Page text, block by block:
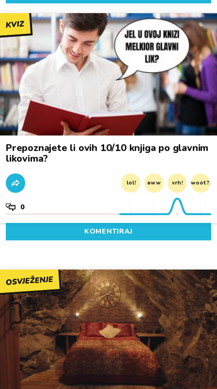
KVIZ
Prepoznajete li ovih 10/10 knjiga po glavnim
likovima?
lol! aww vrh! woot?!
0
KOMENTIRAJ
OSVJEŽENJE